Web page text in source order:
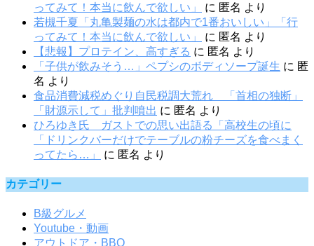
ってみて！本当に飲んで欲しい」
に 匿名 より
若槻千夏「丸亀製麺の水は都内で1番おいしい」「行
ってみて！本当に飲んで欲しい」
に 匿名 より
【悲報】プロテイン、高すぎる に 匿名 より
「子供が飲みそう…」ペプシのボディソープ誕生 に 匿
名 より
食品消費減税めぐり自民税調大荒れ 「首相の独断」
「財源示して」批判噴出 に 匿名 より
ひろゆき氏 ガストでの思い出語る「高校生の頃に
「ドリンクバーだけでテーブルの粉チーズを食べまく
ってたら…」
に 匿名 より
カテゴリー
B級グルメ
Youtube・動画
アウトドア・BBQ